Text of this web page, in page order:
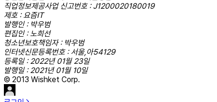
직업정보제공사업 신고번호 : J1200020180019
제호 : 요즘IT
발행인 : 박우범
편집인 : 노희선
청소년보호책임자 : 박우범
인터넷신문등록번호 : 서울,아54129
등록일 : 2022년 01월 23일
발행일 : 2021년 01월 10일
© 2013 Wishket Corp.